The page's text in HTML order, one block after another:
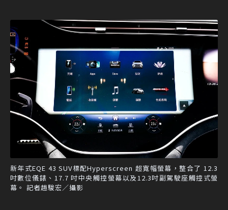
新年式EQE 43 SUV標配Hyperscreen 超寬幅螢幕，整合了 12.3
吋數位儀錶、17.7 吋中央觸控螢幕以及12.3吋副駕駛座觸控式螢
幕。 記者趙駿宏／攝影